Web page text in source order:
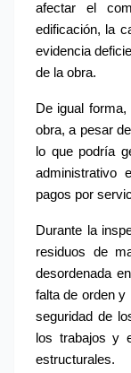
afectar el
edificación, la
evidencia
de la obra.
De igual
obra, a pesar
lo que podría
administrativo
pagos por
Durante la
residuos de
desordenada
falta de orden y
seguridad de
los trabajos y
estructurales.